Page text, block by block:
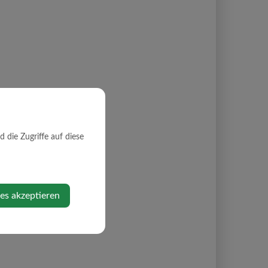
die Zugriffe auf diese
akzeptieren